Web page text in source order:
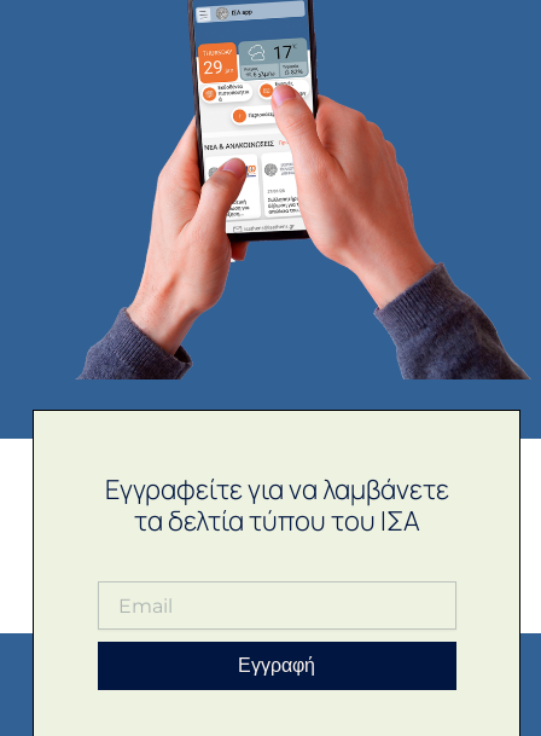
Εγγραφείτε για να λαμβάνετε
τα δελτία τύπου του ΙΣΑ
Εγγραφή